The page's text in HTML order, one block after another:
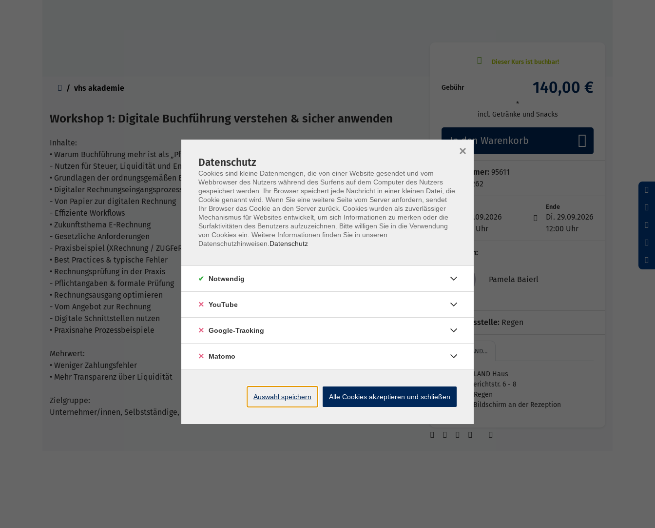
vhs akademie
Workshop 1: Digitale Buchführung verstehen & sicher anwenden
Inhalte:
• Warum Buchführung mehr ist als „Pflicht“
- Nutzen für Steuer, Liquidität und Entscheidungen
• Grundlagen der ordnungsgemäßen Buchführung (GoBD)
• Digitaler Rechnungseingangsprozess
- Von Papier zur digitalen Rechnung
- Effiziente Workflows
• Zukunftsthema E-Rechnung
- Gesetzliche Anforderungen
- Praxisbeispiel (XRechnung / ZUGFeRD)
• Best Practices & typische Fehler
• Rechnungsprüfung in der Praxis
- Pflichtangaben & formale Prüfung
• Rechnungsausgang optimieren
- Vom Angebot zur Rechnung
- Digitale Schnittstellen nutzen
• Praxisnahe Prozessbeispiele
Mehrwert:
• Weniger Zahlungsfehler
• Mehr Transparenz über Liquidität
Zielgruppe:
Unternehmer/innen, Selbstständige, Office-/Buchhaltungsmitarbeitende
Gebühr 140,00 €
*
incl. Getränke und Snacks
In den Warenkorb
Kursnummer: 95611
Periode 262
Di. 29.09.2026
08:00 Uhr
Ende
Di. 29.09.2026
12:00 Uhr
Dozent*in:
Pamela Baierl
Geschäftsstelle: Regen
ARBERLAND…
ARBERLAND Haus
Amtsgerichtstr. 6 - 8
94209 Regen
siehe Bildschirm an der Rezeption
Datenschutz
Cookies sind kleine Datenmengen, die von einer Website gesendet und vom
Webbrowser des Nutzers während des Surfens auf dem Computer des Nutzers
gespeichert werden. Ihr Browser speichert jede Nachricht in einer kleinen Datei, die
Cookie genannt wird. Wenn Sie eine weitere Seite vom Server anfordern, sendet
Ihr Browser das Cookie an den Server zurück. Cookies wurden als zuverlässiger
Mechanismus für Websites entwickelt, um sich Informationen zu merken oder die
Surfaktivitäten des Benutzers aufzuzeichnen. Bitte willigen Sie in die Verwendung
von Cookies ein. Weitere Informationen finden Sie in unseren
Datenschutzhinweisen. Datenschutz
×
Notwendig
YouTube
Google-Tracking
Matomo
Auswahl speichern Alle Cookies akzeptieren und schließen